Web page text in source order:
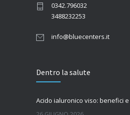
0342.796032
3488232253
info@bluecenters.it
Dentro la salute
Acido ialuronico viso: benefici